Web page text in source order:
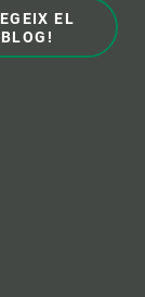
EL
BLOG!